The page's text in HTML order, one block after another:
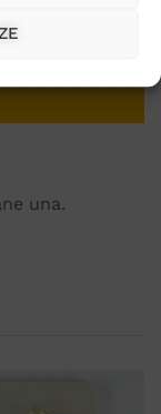
una.